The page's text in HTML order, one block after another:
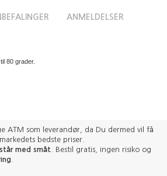
ANMELDELSER
80 grader.
ATM som leverandør, da Du dermed vil få
bedste priser.
med småt . Bestil gratis, ingen risiko og